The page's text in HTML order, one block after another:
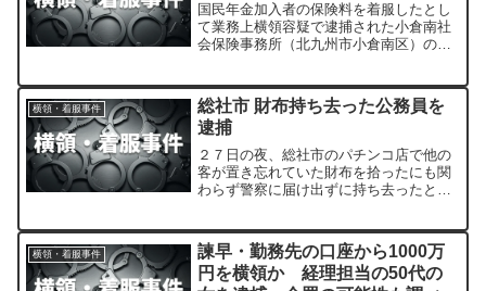
国民年金加入者の保険料を着服したとし
て業務上横領容疑で逮捕された小倉南社
会保険事務所（北九州市小倉南区）の元
いた疑いがあることが分かった。
横領・着服事件
総社市 財布持ち去った公務員を
逮捕
２７日の夜、総社市のパチンコ店で他の
客が置き忘れていた財布を拾ったにも関
わらず警察に届け出ずに持ち去ったとし
横領・着服事件
諫早・勤務先の口座から1000万
円を横領か 経理担当の50代の